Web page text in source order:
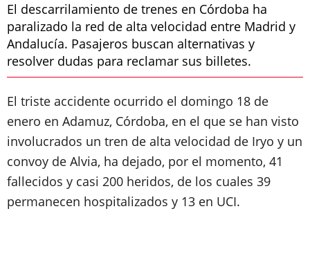
El descarrilamiento de trenes en Córdoba ha
paralizado la red de alta velocidad entre Madrid y
Andalucía. Pasajeros buscan alternativas y
resolver dudas para reclamar sus billetes.
El triste accidente ocurrido el domingo 18 de
enero en Adamuz, Córdoba, en el que se han visto
involucrados un tren de alta velocidad de Iryo y un
convoy de Alvia, ha dejado, por el momento, 41
fallecidos y casi 200 heridos, de los cuales 39
permanecen hospitalizados y 13 en UCI.